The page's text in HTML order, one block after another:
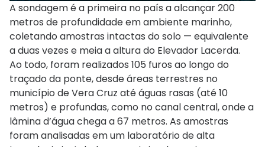
A sondagem é a primeira no país a alcançar 200
metros de profundidade em ambiente marinho,
coletando amostras intactas do solo — equivalente
a duas vezes e meia a altura do Elevador Lacerda.
Ao todo, foram realizados 105 furos ao longo do
traçado da ponte, desde áreas terrestres no
município de Vera Cruz até águas rasas (até 10
metros) e profundas, como no canal central, onde a
lâmina d’água chega a 67 metros. As amostras
foram analisadas em um laboratório de alta